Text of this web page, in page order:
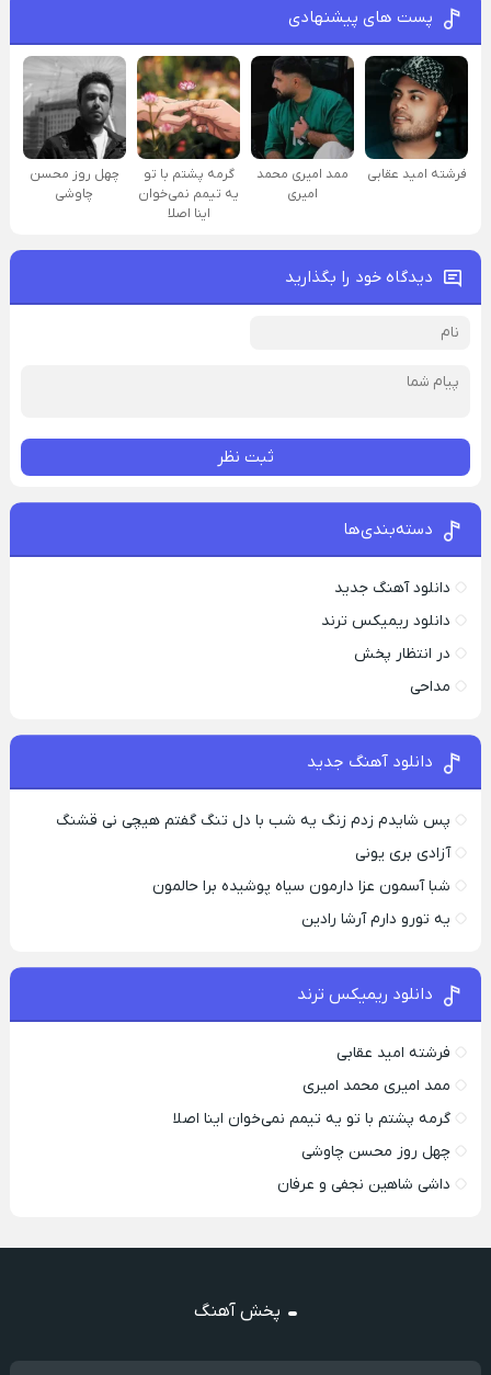
پست های پیشنهادی
فرشته امید عقابی
ممد امیری محمد
امیری
گرمه پشتم با تو
یه تیمم نمی‌خوان
اینا اصلا
چهل روز محسن
چاوشی
دیدگاه خود را بگذارید
ثبت نظر
دسته‌بندی‌ها
دانلود آهنگ جدید
دانلود ریمیکس ترند
در انتظار پخش
مداحی
دانلود آهنگ جدید
پس شایدم زدم زنگ یه شب با دل تنگ گفتم هیچی نی قشنگ
آزادی بری یونی
شبا آسمون عزا دارمون سیاه پوشیده برا حالمون
یه تورو دارم آرشا رادین
دانلود ریمیکس ترند
فرشته امید عقابی
ممد امیری محمد امیری
گرمه پشتم با تو یه تیمم نمی‌خوان اینا اصلا
چهل روز محسن چاوشی
داشی شاهین نجفی و عرفان
پخش آهنگ